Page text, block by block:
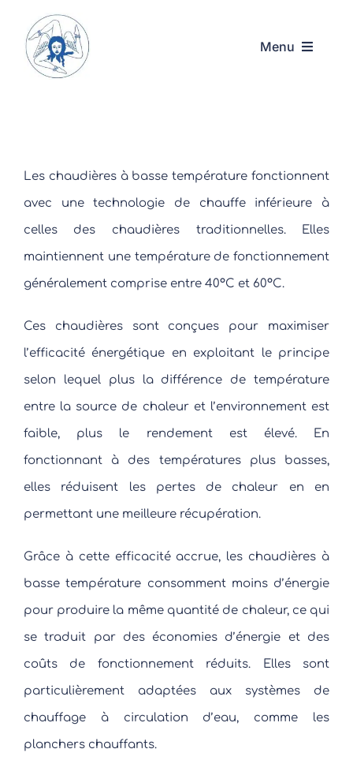
contenu
Menu
Les chaudières à basse température fonctionnent
avec une technologie de chauffe inférieure à
celles des chaudières traditionnelles. Elles
maintiennent une température de fonctionnement
généralement comprise entre 40°C et 60°C.
Ces chaudières sont conçues pour maximiser
l’efficacité énergétique en exploitant le principe
selon lequel plus la différence de température
entre la source de chaleur et l’environnement est
faible, plus le rendement est élevé. En
fonctionnant à des températures plus basses,
elles réduisent les pertes de chaleur en en
permettant une meilleure récupération.
Grâce à cette efficacité accrue, les chaudières à
basse température consomment moins d’énergie
pour produire la même quantité de chaleur, ce qui
se traduit par des économies d’énergie et des
coûts de fonctionnement réduits. Elles sont
particulièrement adaptées aux systèmes de
chauffage à circulation d’eau, comme les
planchers chauffants.